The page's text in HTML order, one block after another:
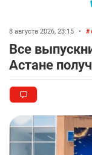
8 августа 2026, 23:15 •
Все
Астане